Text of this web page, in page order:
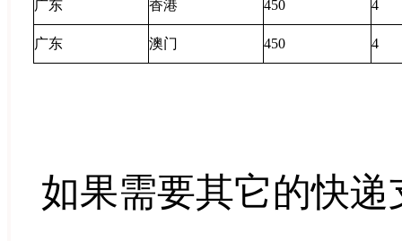
广东 香港 450 4
广东 澳门 450 4
如果需要其它的快